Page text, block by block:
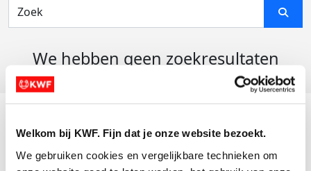
Welkom bij KWF. Fijn dat je onze website bezoekt.
We gebruiken cookies en vergelijkbare technieken om
We hebben geen zoekresultaten
Actiematerialen
Evenementen